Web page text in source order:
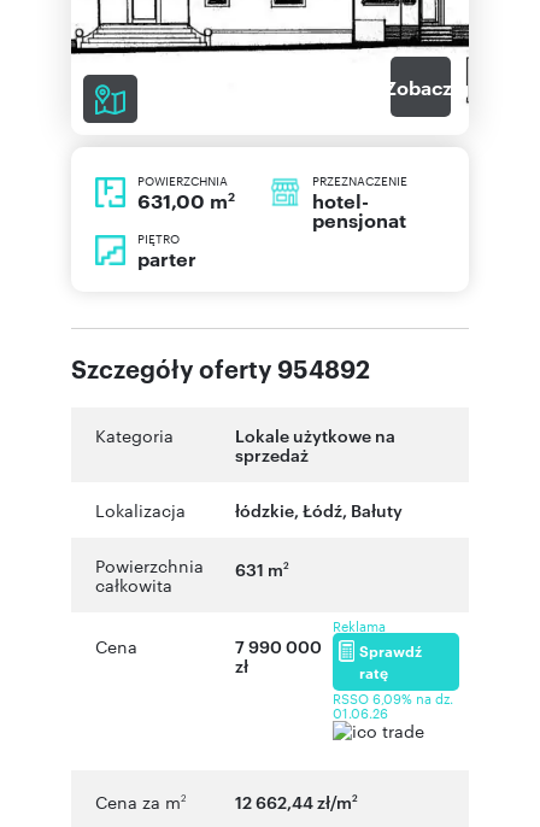
Zobacz galerię
POWIERZCHNIA
631,00 m2
PRZEZNACZENIE
hotel-
pensjonat
PIĘTRO
parter
Szczegóły oferty 954892
Kategoria
Lokale użytkowe na
sprzedaż
Lokalizacja łódzkie, Łódź, Bałuty
Powierzchnia
całkowita
631 m2
Cena
7 990 000
zł
Reklama
Sprawdź
ratę
RSSO 6,09% na dz.
01.06.26
Cena za m2 12 662,44 zł/m2